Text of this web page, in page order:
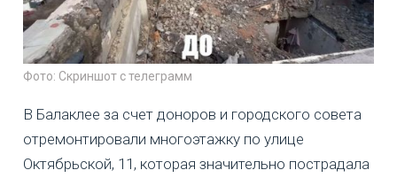
Фото: Скриншот с телеграмм
В Балаклее за счет доноров и городского совета
отремонтировали многоэтажку по улице
Октябрьской, 11, которая значительно пострадала